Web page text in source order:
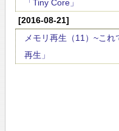
「Tiny Core」
[2016-08-21]
メモリ再生（11）~こ
再生」